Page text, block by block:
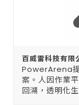
百威雷科技有
PowerArena
案。人因作業
回溯，透明化生